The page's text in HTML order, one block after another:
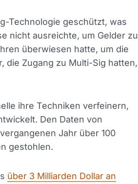
Technologie geschützt, was
nicht ausreichte, um Gelder zu
überwiesen hatte, um die
die Zugang zu Multi-Sig hatten,
ihre Techniken verfeinern,
Den Daten von
Jahr über 100
gestohlen.
über 3 Milliarden Dollar an